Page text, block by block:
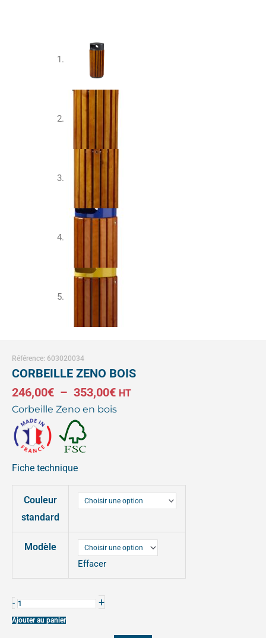
Référence: 603020034
CORBEILLE ZENO BOIS
246,00€ – 353,00€Plage
de
353,00€
HT
Corbeille Zeno en bois
Fiche technique
Couleur
standard
Modèle
Effacer
-
de
CORBEILLE
BOIS
+
Ajouter au panier